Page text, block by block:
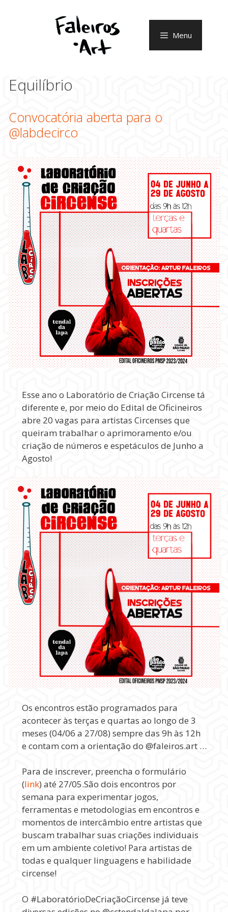
Menu
Equilíbrio
Convocatória aberta para o
@labdecirco
Esse ano o Laboratório de Criação Circense tá
diferente e, por meio do Edital de Oficineiros
abre 20 vagas para artistas Circenses que
queiram trabalhar o aprimoramento e/ou
criação de números e espetáculos de Junho a
Agosto!
Os encontros estão programados para
acontecer às terças e quartas ao longo de 3
meses (04/06 a 27/08) sempre das 9h às 12h
e contam com a orientação do @faleiros.art …
Para de inscrever, preencha o formulário
(link) até 27/05.São dois encontros por
semana para experimentar jogos,
ferramentas e metodologias em encontros e
momentos de intercâmbio entre artistas que
buscam trabalhar suas criações individuais
em um ambiente coletivo! Para artistas de
todas e qualquer linguagens e habilidade
circense!
O #LaboratórioDeCriaçãoCircense já teve